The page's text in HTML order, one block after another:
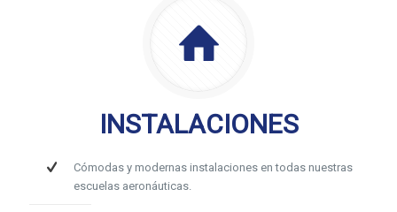
INSTALACIONES
Cómodas y modernas instalaciones en todas nuestras
escuelas aeronáuticas.